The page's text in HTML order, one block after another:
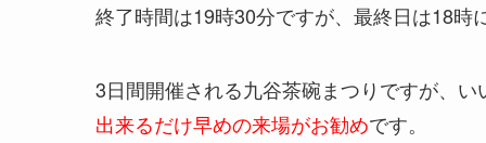
終了時間は19時30分ですが、最終日は18時
3日間開催される九谷茶碗まつりですが、い
出来るだけ早めの来場がお勧めです。